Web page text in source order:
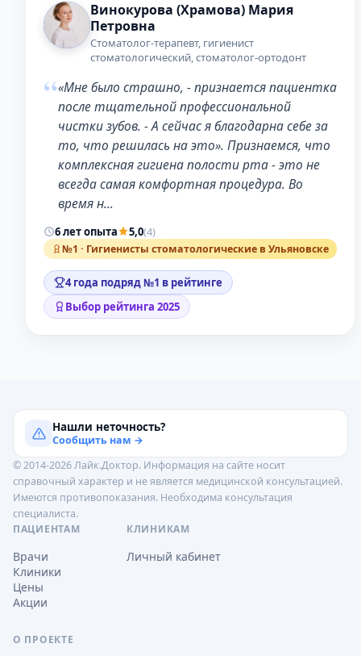
Винокурова (Храмова) Мария
Петровна
Стоматолог-терапевт, гигиенист
стоматологический, стоматолог-ортодонт
“«Мне было страшно, - признается пациентка
после тщательной профессиональной
чистки зубов. - А сейчас я благодарна себе за
то, что решилась на это». Признаемся, что
комплексная гигиена полости рта - это не
всегда самая комфортная процедура. Во
время н…
6 лет опыта 5,0(4)
№1 · Гигиенисты стоматологические в Ульяновске
4 года подряд №1 в рейтинге
Выбор рейтинга 2025
Нашли неточность?
Сообщить нам →
© 2014-2026 Лайк.Доктор. Информация на сайте носит
справочный характер и не является медицинской консультацией.
Имеются противопоказания. Необходима консультация
специалиста.
ПАЦИЕНТАМ
Врачи
Клиники
Цены
Акции
КЛИНИКАМ
Личный кабинет
О ПРОЕКТЕ